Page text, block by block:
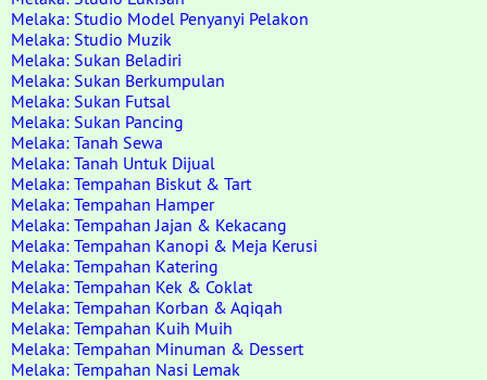
Melaka: Studio Model Penyanyi Pelakon
Melaka: Studio Muzik
Melaka: Sukan Beladiri
Melaka: Sukan Berkumpulan
Melaka: Sukan Futsal
Melaka: Sukan Pancing
Melaka: Tanah Sewa
Melaka: Tanah Untuk Dijual
Melaka: Tempahan Biskut & Tart
Melaka: Tempahan Hamper
Melaka: Tempahan Jajan & Kekacang
Melaka: Tempahan Kanopi & Meja Kerusi
Melaka: Tempahan Katering
Melaka: Tempahan Kek & Coklat
Melaka: Tempahan Korban & Aqiqah
Melaka: Tempahan Kuih Muih
Melaka: Tempahan Minuman & Dessert
Melaka: Tempahan Nasi Lemak